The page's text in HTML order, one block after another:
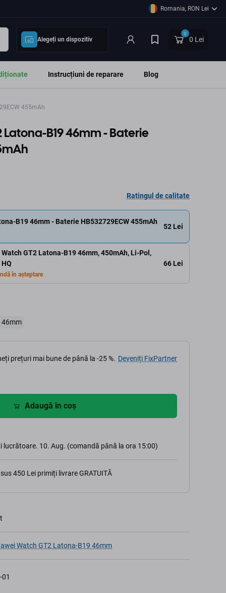
Romania, RON Lei
Alegeți un dispozitiv
0
0 Lei
Instrucțiuni de reparare Blog
455mAh
B19 46mm - Baterie
Ratingul de calitate
GT2 Latona-B19 46mm, 450mAh, Li-Pol,
în așteptare
66 Lei
B19 46mm - Baterie HB532729ECW 455mAh
52 Lei
46mm
prețuri mai bune de până la -25 %. Deveniți FixPartner
Adaugă în coș
lucrătoare. 10. Aug. (comandă până la ora 15:00)
450 Lei primiți livrare GRATUITĂ
Watch GT2 Latona-B19 46mm